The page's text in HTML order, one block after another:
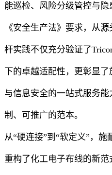
能巡检、风险分级管控与
《安全生产法》要求，从
杆实践不仅充分验证了
下的卓越适配性，更彰显
与信息安全的一站式服务
制、可推广的范本。
从“硬连接”到“软定义”，施
重构了化工电子布线的新